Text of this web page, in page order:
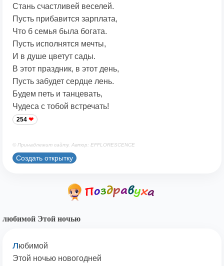
Стань счастливей веселей.
Пусть прибавится зарплата,
Что б семья была богата.
Пусть исполнятся мечты,
И в душе цветут сады.
В этот праздник, в этот день,
Пусть забудет сердце лень.
Будем петь и танцевать,
Чудеса с тобой встречать!
254
© Принадлежит сайту. Автор: EFFLORESCENCE
Создать открытку
любимой Этой ночью
любимой
Этой ночью новогодней